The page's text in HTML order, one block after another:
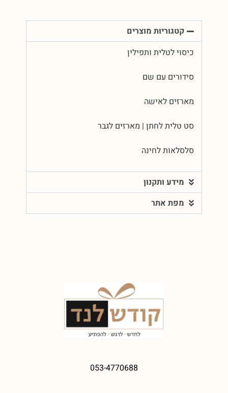
קטגוריות מוצרים
כיסוי לטלית ותפילין
סידורים עם שם
מארזים לאישה
סט טלית לחתן | מארזים לגבר
סלסלאות לחינה
מידע ותקנון
מפת אתר
053-4770688